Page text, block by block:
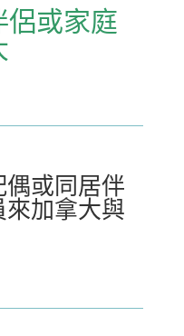
或家庭
或同居伴
加拿大與